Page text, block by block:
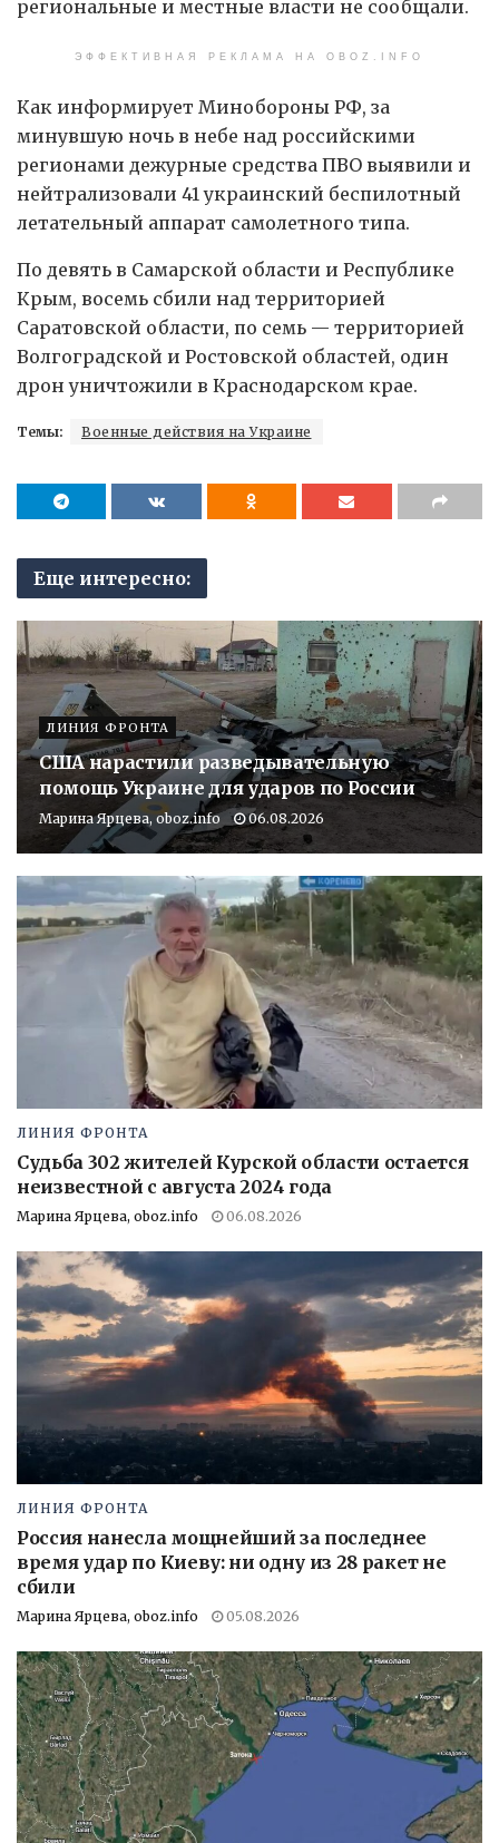
региональные и местные власти не сообщали.
ЭФФЕКТИВНАЯ РЕКЛАМА НА OBOZ.INFO
Как информирует Минобороны РФ, за
минувшую ночь в небе над российскими
регионами дежурные средства ПВО выявили и
нейтрализовали 41 украинский беспилотный
летательный аппарат самолетного типа.
По девять в Самарской области и Республике
Крым, восемь сбили над территорией
Саратовской области, по семь — территорией
Волгоградской и Ростовской областей, один
дрон уничтожили в Краснодарском крае.
Темы: Военные действия на Украине
Еще интересно:
ЛИНИЯ ФРОНТА
США нарастили разведывательную
помощь Украине для ударов по России
Марина Ярцева, oboz.info 06.08.2026
ЛИНИЯ ФРОНТА
Судьба 302 жителей Курской области остается
неизвестной с августа 2024 года
Марина Ярцева, oboz.info 06.08.2026
ЛИНИЯ ФРОНТА
Россия нанесла мощнейший за последнее
время удар по Киеву: ни одну из 28 ракет не
сбили
Марина Ярцева, oboz.info 05.08.2026